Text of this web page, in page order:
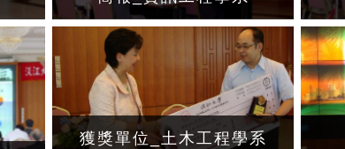
獲獎單位_土木工程學系